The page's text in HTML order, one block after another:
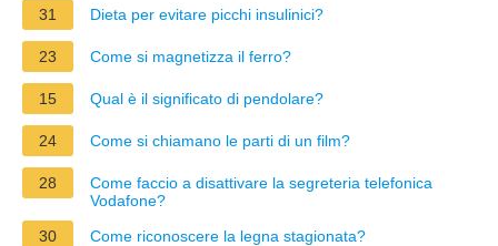
31 Dieta per evitare picchi insulinici?
23 Come si magnetizza il ferro?
15 Qual è il significato di pendolare?
24 Come si chiamano le parti di un film?
28
Come faccio a disattivare la segreteria telefonica
Vodafone?
30
Come riconoscere la legna stagionata?